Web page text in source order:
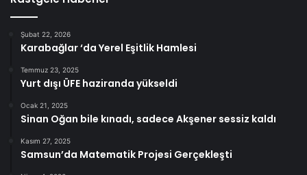
Şubat 22, 2026
Karabağlar ‘da Yerel Eşitlik Hamlesi
Temmuz 23, 2025
Yurt dışı ÜFE haziranda yükseldi
Ocak 21, 2025
Sinan Oğan bile kınadı, sadece Akşener sessiz kaldı
Kasım 27, 2025
Samsun’da Matematik Projesi Gerçekleşti